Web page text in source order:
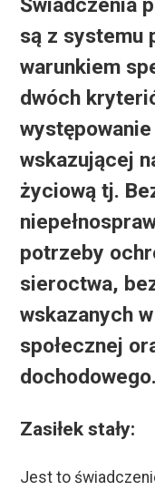
są z systemu
warunkiem
dwóch
wskazującej
życiową tj.
potrzeby
sieroctwa,
wskazanych
społecznej
dochodowego.
Zasiłek stały:
Jest to